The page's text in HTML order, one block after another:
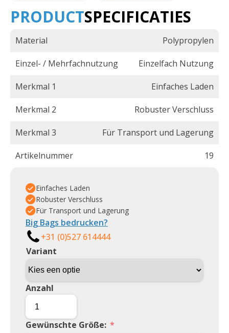
PRODUCTSPECIFICATIES
Material Polypropylen
Einzel- / Mehrfachnutzung Einzelfach Nutzung
Merkmal 1 Einfaches Laden
Merkmal 2 Robuster Verschluss
Merkmal 3 Für Transport und Lagerung
Artikelnummer 19
Einfaches Laden
Robuster Verschluss
Für Transport und Lagerung
Big Bags bedrucken?
+31 (0)527 614444
Variant
Anzahl
Gewünschte Größe: